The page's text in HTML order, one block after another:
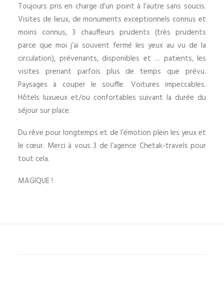
Toujours pris en charge d’un point à l’autre sans soucis.
Visites de lieux, de monuments exceptionnels connus et
moins connus, 3 chauffeurs prudents (très prudents
parce que moi j’ai souvent fermé les yeux au vu de la
circulation), prévenants, disponibles et … patients, les
visites prenant parfois plus de temps que prévu.
Paysages à couper le souffle. Voitures impeccables.
Hôtels luxueux et/ou confortables suivant la durée du
séjour sur place.
Du rêve pour longtemps et de l’émotion plein les yeux et
le cœur. Merci à vous 3 de l’agence Chetak-travels pour
tout cela.
MAGIQUE !